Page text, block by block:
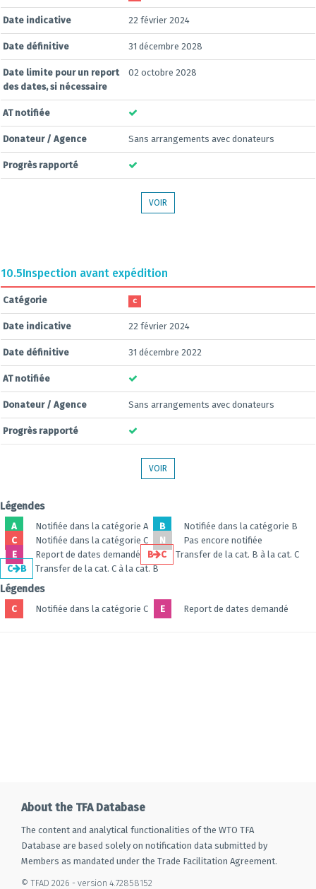
Date indicative 22 février 2024
Date définitive 31 décembre 2028
Date limite pour un report
des dates, si nécessaire
02 octobre 2028
AT notifiée
Donateur / Agence Sans arrangements avec donateurs
Progrès rapporté
VOIR
10.5Inspection avant expédition
Catégorie C
Date indicative 22 février 2024
Date définitive 31 décembre 2022
AT notifiée
Donateur / Agence Sans arrangements avec donateurs
Progrès rapporté
VOIR
Légendes
A Notifiée dans la catégorie A B
Notifiée dans la catégorie B
C
Notifiée dans la catégorie C N
Pas encore notifiée
E
Report de dates demandé B C
Transfer de la cat. B à la cat. C
C
B Transfer de la cat. C à la cat. B
Légendes
C Notifiée dans la catégorie C E Report de dates demandé
About the TFA Database
The content and analytical functionalities of the WTO TFA
Database are based solely on notification data submitted by
Members as mandated under the Trade Facilitation Agreement.
© TFAD 2026 - version 4.72858152